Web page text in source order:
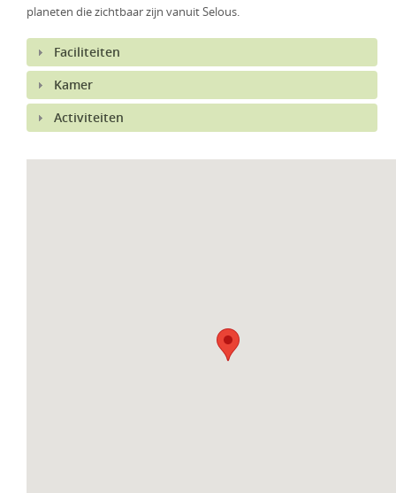
planeten die zichtbaar zijn vanuit Selous.
Faciliteiten
Kamer
Activiteiten